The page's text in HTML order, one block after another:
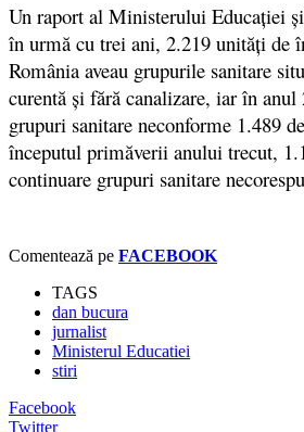
Un raport al Ministerului Educaţiei
în urmă cu trei ani, 2.219 unităţi de
România aveau grupurile sanitare
curentă şi fără canalizare, iar în
grupuri sanitare neconforme 1.489
începutul primăverii anului trecut,
continuare grupuri sanitare
Comentează pe FACEBOOK
TAGS
dan bucura
jurnalist
Ministerul Educatiei
stiri
Facebook
Twitter